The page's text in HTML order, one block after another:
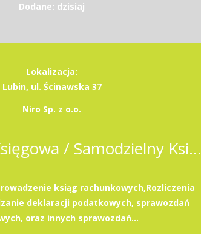
Dodane: dzisiaj
Lokalizacja:
Lubin, ul. Ścinawska 37
Niro Sp. z o.o.
Samodzielna Księgowa / Samodzielny Księgowy
ksiąg rachunkowych,Rozliczenia
deklaracji podatkowych, sprawozdań
oraz innych sprawozdań...